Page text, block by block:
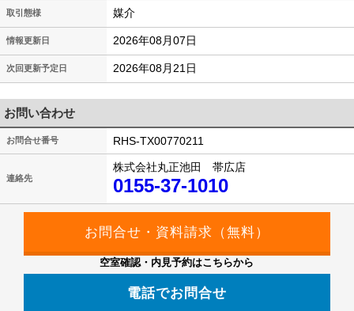
取引態様 媒介
情報更新日 2026年08月07日
次回更新予定日 2026年08月21日
お問い合わせ
お問合せ番号 RHS-TX00770211
連絡先
株式会社丸正池田 帯広店
0155-37-1010
空室確認・内見予約はこちらから
電話でお問合せ